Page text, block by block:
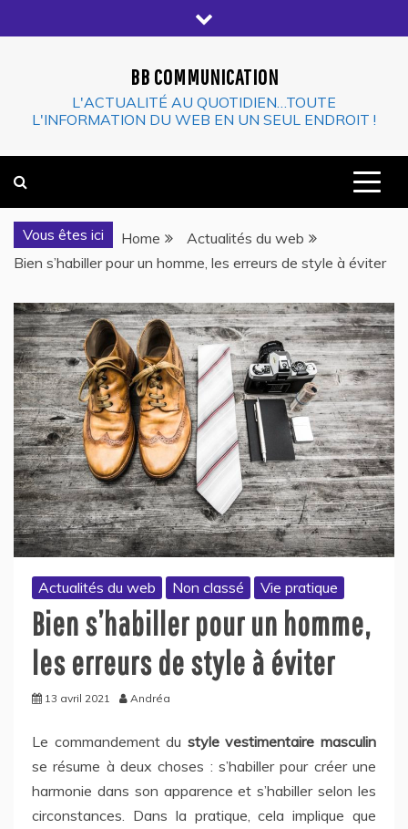
to
BB COMMUNICATION
L'ACTUALITÉ AU QUOTIDIEN…TOUTE
L'INFORMATION DU WEB EN UN SEUL ENDROIT !
Vous êtes ici Home
Actualités du web
Bien s’habiller pour un homme, les erreurs de style à éviter
Actualités du web Non classé Vie pratique
Bien s’habiller pour un homme,
les erreurs de style à éviter
13 avril 2021 Andréa
Le commandement du style vestimentaire masculin
se résume à deux choses : s’habiller pour créer une
harmonie dans son apparence et s’habiller selon les
circonstances. Dans la pratique, cela implique que